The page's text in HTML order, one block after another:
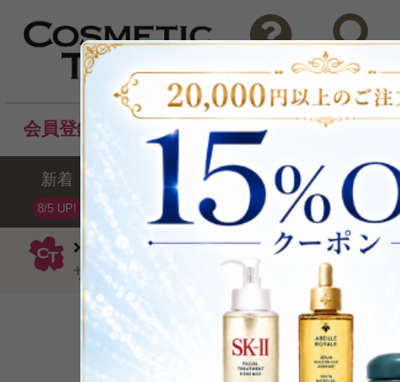
メルヴィータ
ハンドクリーム・ケア
ザクロ30ml/1oz.
問い合わせ 検索
会員登録後のお買い物でポイントプレゼント！
新着
8/5 UP!
セール ランキング ブ
ふっくら手肌へ